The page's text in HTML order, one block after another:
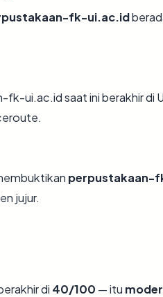
fk-ui.ac.id
fk-ui.ac.id saat ini berakhir di
perpustakaan-
jujur.
di 40/100 — itu